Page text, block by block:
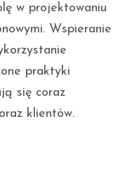
w projektowaniu
Wspieranie
praktyki
się coraz
klientów.